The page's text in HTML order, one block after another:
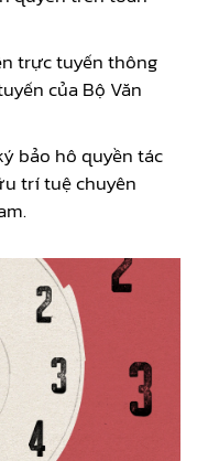
trực tuyến thông
của Bộ Văn
bảo hô quyền tác
trí tuệ chuyên